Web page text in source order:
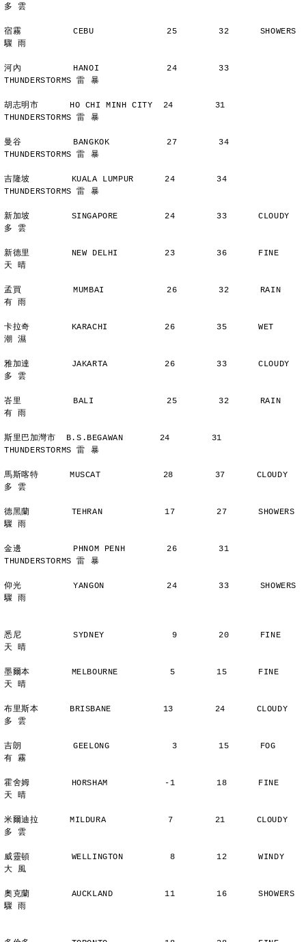
多 雲
宿霧          CEBU              25        32      SHOWERS
驟 雨
河內          HANOI             24        33
THUNDERSTORMS 雷 暴
胡志明市      HO CHI MINH CITY  24        31
THUNDERSTORMS 雷 暴
曼谷          BANGKOK           27        34
THUNDERSTORMS 雷 暴
吉隆坡        KUALA LUMPUR      24        34
THUNDERSTORMS 雷 暴
新加坡        SINGAPORE         24        33      CLOUDY
多 雲
新德里        NEW DELHI         23        36      FINE
天 晴
孟買          MUMBAI            26        32      RAIN
有 雨
卡拉奇        KARACHI           26        35      WET
潮 濕
雅加達        JAKARTA           26        33      CLOUDY
多 雲
峇里          BALI              25        32      RAIN
有 雨
斯里巴加灣市  B.S.BEGAWAN       24        31
THUNDERSTORMS 雷 暴
馬斯喀特      MUSCAT            28        37      CLOUDY
多 雲
德黑蘭        TEHRAN            17        27      SHOWERS
驟 雨
金邊          PHNOM PENH        26        31
THUNDERSTORMS 雷 暴
仰光          YANGON            24        33      SHOWERS
驟 雨
悉尼          SYDNEY             9        20      FINE
天 晴
墨爾本        MELBOURNE          5        15      FINE
天 晴
布里斯本      BRISBANE          13        24      CLOUDY
多 雲
吉朗          GEELONG            3        15      FOG
有 霧
霍舍姆        HORSHAM           -1        18      FINE
天 晴
米爾迪拉      MILDURA            7        21      CLOUDY
多 雲
威靈頓        WELLINGTON         8        12      WINDY
大 風
奧克蘭        AUCKLAND          11        16      SHOWERS
驟 雨